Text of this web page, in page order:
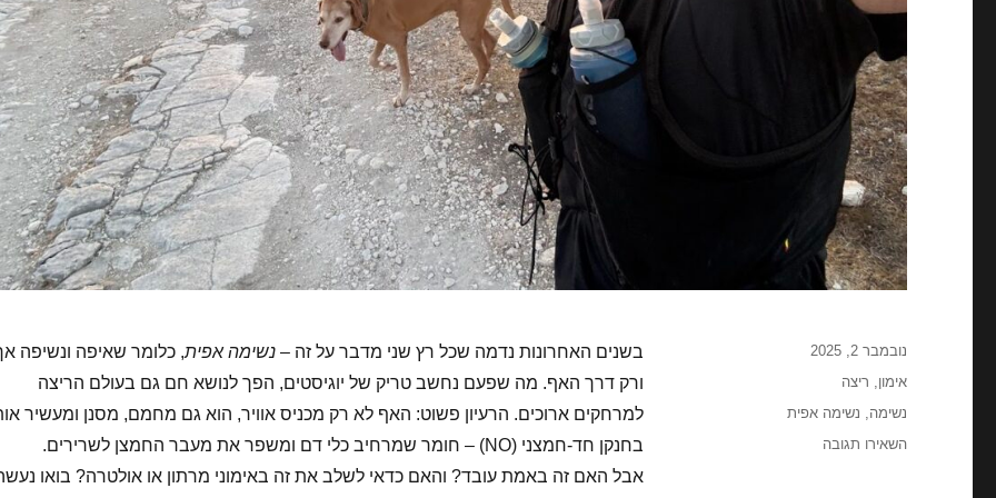
בשנים האחרונות נדמה שכל רץ שני מדבר על זה – נשימה אפית, כלומר שאיפה ונשיפה
ורק דרך האף. מה שפעם נחשב טריק של יוגיסטים, הפך לנושא חם גם בעולם הריצה
למרחקים ארוכים. הרעיון פשוט: האף לא רק מכניס אוויר, הוא גם מחמם, מסנן ומעשיר
בחנקן חד-חמצני (NO) – חומר שמרחיב כלי דם ומשפר את מעבר החמצן לשרירים.
אבל האם זה באמת עובד? והאם כדאי לשלב את זה באימוני מרתון או אולטרה? בואו
פורסם
נובמבר 2, 2025
קטגוריות
אימון, ריצה
תגיות
נשימה, נשימה אפית
השאירו תגובה